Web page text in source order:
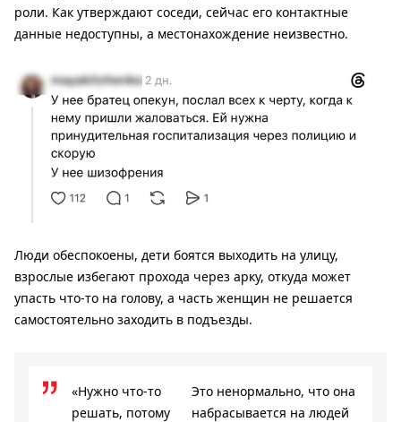
роли. Как утверждают соседи, сейчас его контактные
данные недоступны, а местонахождение неизвестно.
Люди обеспокоены, дети боятся выходить на улицу,
взрослые избегают прохода через арку, откуда может
упасть что-то на голову, а часть женщин не решается
самостоятельно заходить в подъезды.
«Нужно что-то
решать, потому
Это ненормально, что она
набрасывается на людей